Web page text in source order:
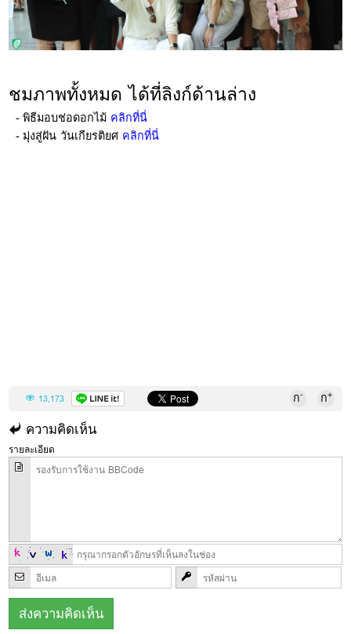
ชมภาพทั้งหมด ได้ที่ลิงก์ด้านล่าง
- พิธีมอบช่อดอกไม้ คลิกที่นี่
​ - มุ่งสู่ฝัน วันเกียรติยศ คลิกที่นี่
13,173 ก- ก+
ความคิดเห็น
รายละเอียด